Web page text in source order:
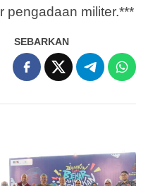
pengadaan militer.***
SEBARKAN